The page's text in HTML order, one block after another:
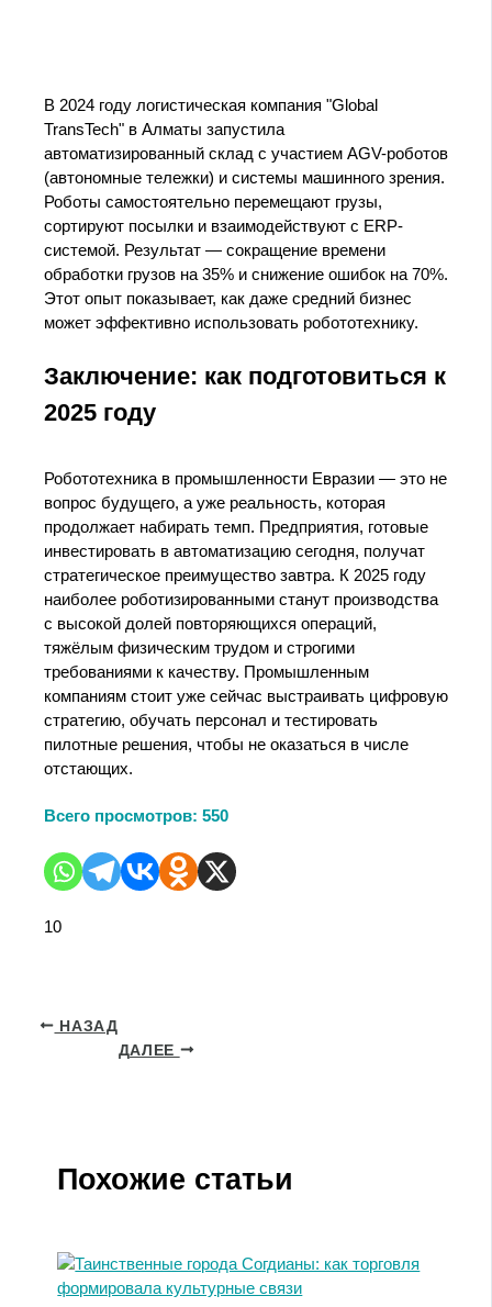
В 2024 году логистическая компания "Global
TransTech" в Алматы запустила
автоматизированный склад с участием AGV-роботов
(автономные тележки) и системы машинного зрения.
Роботы самостоятельно перемещают грузы,
сортируют посылки и взаимодействуют с ERP-
системой. Результат — сокращение времени
обработки грузов на 35% и снижение ошибок на 70%.
Этот опыт показывает, как даже средний бизнес
может эффективно использовать робототехнику.
Заключение: как подготовиться к
2025 году
Робототехника в промышленности Евразии — это не
вопрос будущего, а уже реальность, которая
продолжает набирать темп. Предприятия, готовые
инвестировать в автоматизацию сегодня, получат
стратегическое преимущество завтра. К 2025 году
наиболее роботизированными станут производства
с высокой долей повторяющихся операций,
тяжёлым физическим трудом и строгими
требованиями к качеству. Промышленным
компаниям стоит уже сейчас выстраивать цифровую
стратегию, обучать персонал и тестировать
пилотные решения, чтобы не оказаться в числе
отстающих.
Всего просмотров: 550
10
НАЗАД
ДАЛЕЕ
Похожие статьи